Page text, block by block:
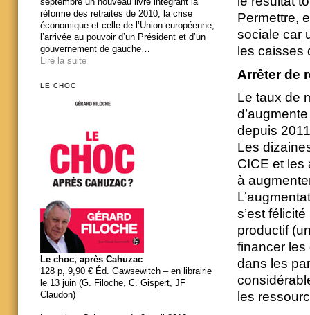
Permettre,
sociale car
les caisses
Arrêter de
Le taux de
depuis
Les
CICE et les
à
s’est
productif
financer les
dans les
les
réforme des retraites de 2010, la crise
économique et celle de l’Union européenne,
l’arrivée au pouvoir d’un Président et d’un
gouvernement de gauche…
Lire la suite
LE CHOC
Le choc, après Cahuzac
128 p, 9,90 € Éd. Gawsewitch – en librairie
le 13 juin (G. Filoche, C. Gispert, JF
Claudon)